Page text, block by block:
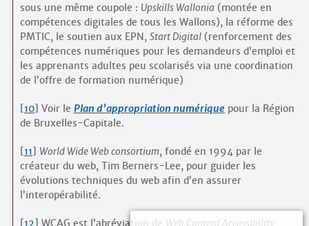
sous une même coupole : Upskills Wallonia (montée en
compétences digitales de tous les Wallons), la réforme des
PMTIC, le soutien aux EPN, Start Digital(renforcement des
compétences numériques pour les demandeurs d’emploi et
les apprenants adultes peu scolarisés via une coordination
de l’offre de formation numérique)
[10] Voir le Plan d’appropriation numérique pour la Région
de Bruxelles-Capitale.
[11] World Wide Web consortium, fondé en 1994 par le
créateur du web, Tim Berners-Lee, pour guider les
évolutions techniques du web afin d’en assurer
l’interopérabilité.
[12] WCAG est l’abréviation de Web Content Accessibility